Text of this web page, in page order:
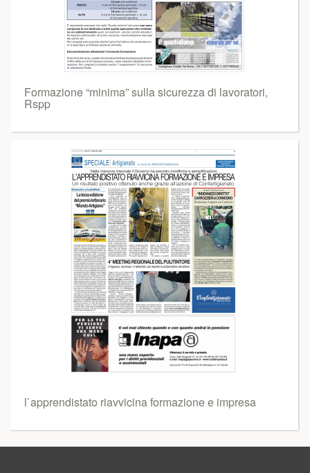
Formazione “minima” sulla sicurezza di lavoratori,
Rspp
l`apprendistato riavvicina formazione e impresa